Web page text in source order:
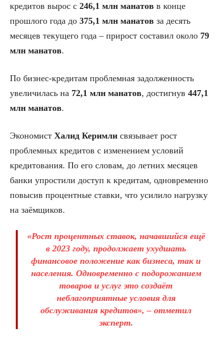
кредитов вырос с 246,1 млн манатов в конце
прошлого года до 375,1 млн манатов за десять
месяцев текущего года – прирост составил около 79
млн манатов.
По бизнес-кредитам проблемная задолженность
увеличилась на 72,1 млн манатов, достигнув 447,1
млн манатов.
Экономист Халид Керимли связывает рост
проблемных кредитов с изменением условий
кредитования. По его словам, до летних месяцев
банки упростили доступ к кредитам, одновременно
повысив процентные ставки, что усилило нагрузку
на заёмщиков.
«Рост процентных ставок, начавшийся ещё
в 2023 году, продолжает ухудшать
финансовое положение как бизнеса, так и
населения. Одновременно с подорожанием
товаров и услуг это создаёт
неблагоприятные условия для
обслуживания кредитов», – отметил
эксперт.